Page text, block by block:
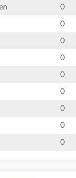
0
0
0
0
0
0
0
0
0